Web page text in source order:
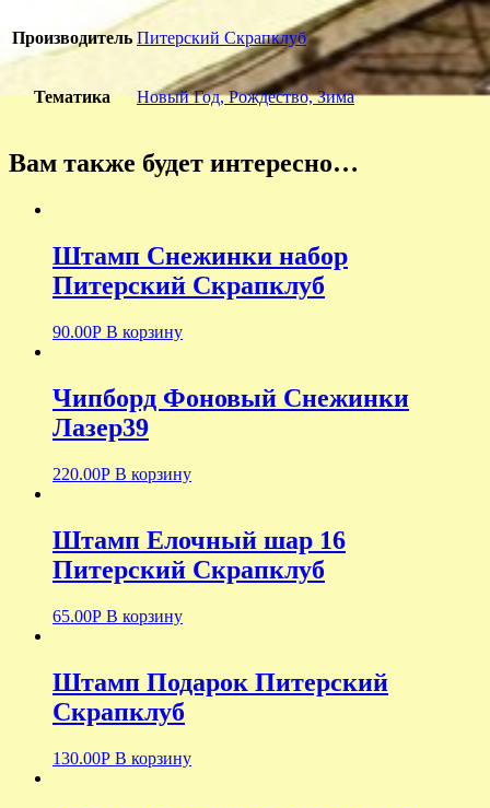
Производитель Питерский Скрапклуб
Тематика Новый Год, Рождество, Зима
Вам также будет интересно…
Штамп Снежинки набор
Питерский Скрапклуб
90.00Р В корзину
Чипборд Фоновый Снежинки
Лазер39
220.00Р В корзину
Штамп Елочный шар 16
Питерский Скрапклуб
65.00Р В корзину
Штамп Подарок Питерский
Скрапклуб
130.00Р В корзину